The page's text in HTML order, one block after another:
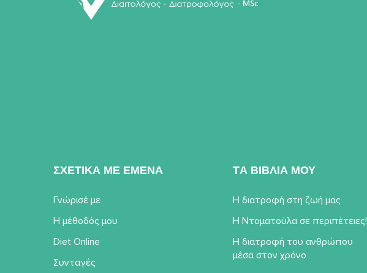
ΣΧΕΤΙΚΑ ΜΕ ΕΜΕΝΑ
Γνώρισέ με
Η μέθοδός μου
Diet Online
Συνταγές
TΑ ΒΙΒΛΙΑ ΜΟΥ
Η διατροφή στη ζωή μας
Η Ντοματούλα σε περιπέτειες!
Η διατροφή του ανθρώπου
μέσα στον χρόνο